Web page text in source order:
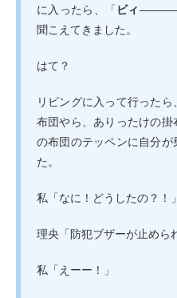
に入ったら、「 ビィ
聞こえてきました。
はて？
リビングに入って行った
布団やら、ありったけの
の布団のテッペンに自分
た。
私「なに！どうしたの？！」
理央「防犯ブザーが止めら
私「えーー！」